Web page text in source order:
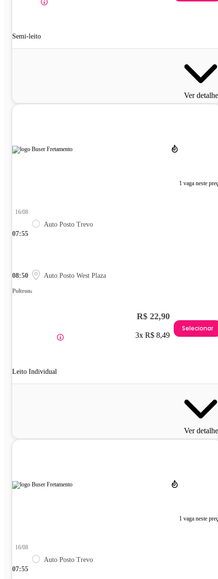
Semi-leito
Ver
1 vaga neste
07:55
16/08
Auto Posto Trevo
08:50 Auto Posto West Plaza
Poltrona
Leito Individual
R$ 22,90
3x R$ 8,49
Selecionar
Ver
1 vaga neste
07:55
16/08
Auto Posto Trevo